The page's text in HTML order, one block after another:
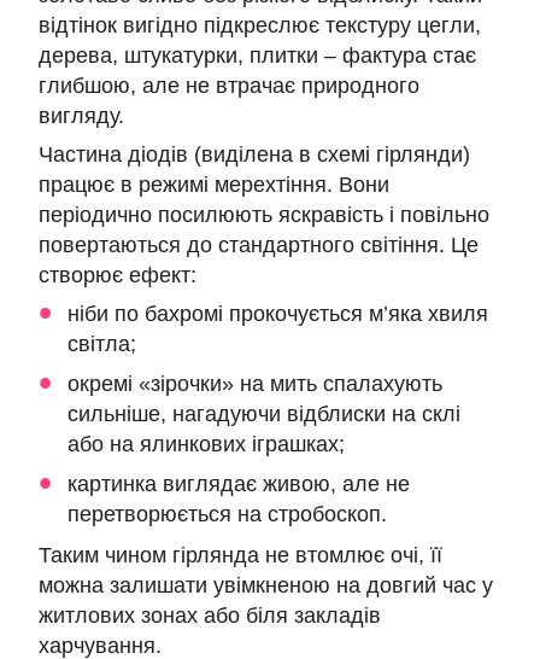
відтінок вигідно підкреслює текстуру цегли,
дерева, штукатурки, плитки – фактура стає
глибшою, але не втрачає природного
вигляду.
Частина діодів (виділена в схемі гірлянди)
працює в режимі мерехтіння. Вони
періодично посилюють яскравість і повільно
повертаються до стандартного світіння. Це
створює ефект:
ніби по бахромі прокочується м’яка хвиля
світла;
окремі «зірочки» на мить спалахують
сильніше, нагадуючи відблиски на склі
або на ялинкових іграшках;
картинка виглядає живою, але не
перетворюється на стробоскоп.
Таким чином гірлянда не втомлює очі, її
можна залишати увімкненою на довгий час у
житлових зонах або біля закладів
харчування.